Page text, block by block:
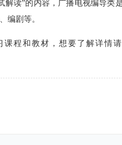
解读”的内容，广播电视编导类
编剧等。
程和教材，想要了解详情